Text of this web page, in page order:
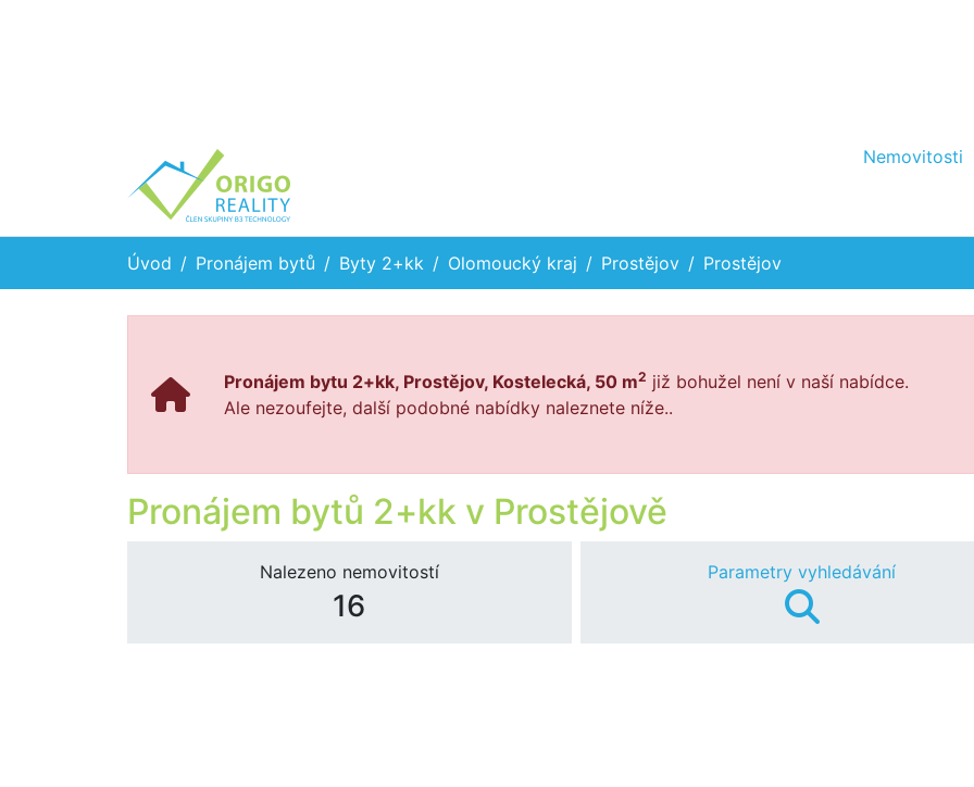
Nemovitosti
Úvod Pronájem bytů Byty 2+kk Olomoucký kraj Prostějov Prostějov
Pronájem bytu 2+kk, Prostějov, Kostelecká, 50 m2 již bohužel není v naší nabídce.
Ale nezoufejte, další podobné nabídky naleznete níže..
Pronájem bytů 2+kk v Prostějově
Nalezeno nemovitostí
16
Parametry vyhledávání